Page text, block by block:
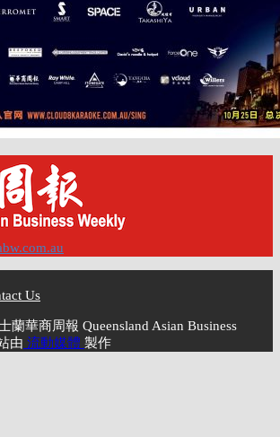
Us
蘭華商周報 Queensland Asian Business
由 流動媒體 製作